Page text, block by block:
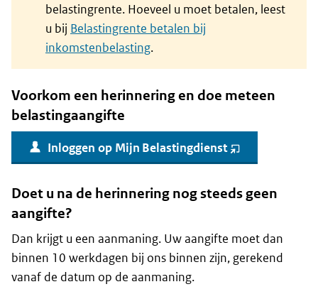
belastingrente. Hoeveel u moet betalen, leest
u bij Belastingrente betalen bij
inkomstenbelasting.
Voorkom een herinnering en doe meteen
belastingaangifte
Inloggen op Mijn Belastingdienst (opent
nieuw
Doet u na de herinnering nog steeds geen
aangifte?
Dan krijgt u een aanmaning. Uw aangifte moet dan
binnen 10 werkdagen bij ons binnen zijn, gerekend
vanaf de datum op de aanmaning.